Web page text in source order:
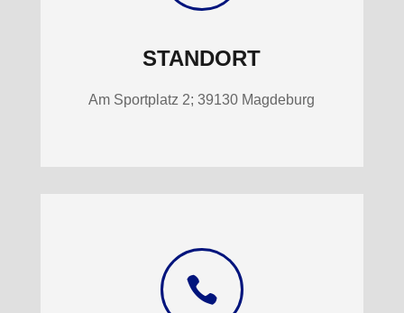
STANDORT
Am Sportplatz 2; 39130 Magdeburg
